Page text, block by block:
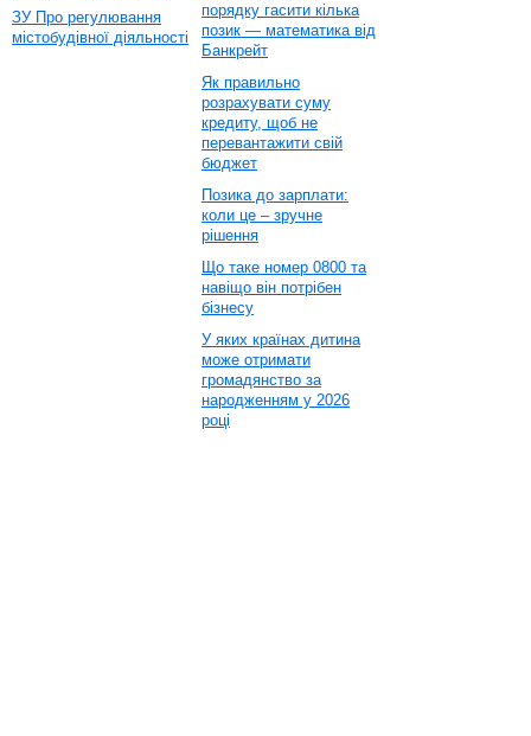
ЗУ Про регулювання
містобудівної діяльності
порядку гасити кілька
позик — математика від
Банкрейт
Як правильно
розрахувати суму
кредиту, щоб не
перевантажити свій
бюджет
Позика до зарплати:
коли це – зручне
рішення
Що таке номер 0800 та
навіщо він потрібен
бізнесу
У яких країнах дитина
може отримати
громадянство за
народженням у 2026
році